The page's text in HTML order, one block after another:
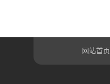
网站首页